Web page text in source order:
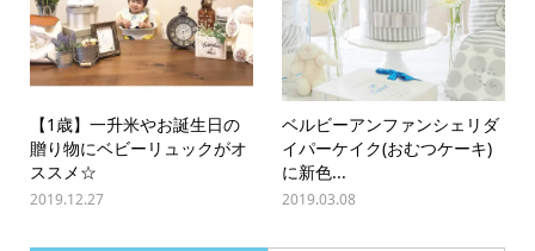
【1歳】一升米やお誕生日の
贈り物にベビーリュックがオ
ススメ☆
2019.12.27
ベルビーアンファンシェリダ
イパーケイク(おむつケーキ)
に新色...
2019.03.08